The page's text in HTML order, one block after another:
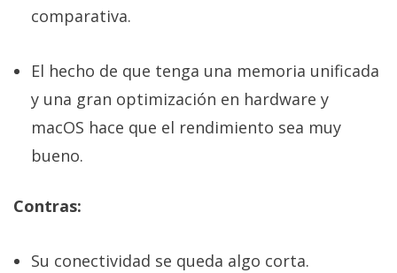
comparativa.
El hecho de que tenga una memoria unificada
y una gran optimización en hardware y
macOS hace que el rendimiento sea muy
bueno.
Contras:
Su conectividad se queda algo corta.